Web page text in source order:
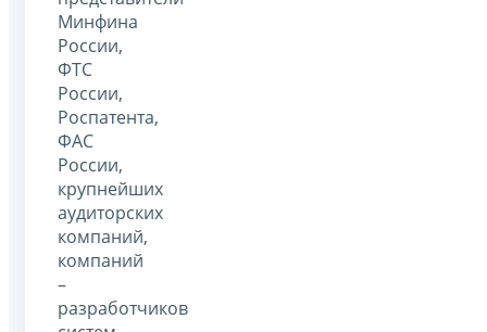
Минфина
России,
ФТС
России,
Роспатента,
ФАС
России,
крупнейших
аудиторских
компаний,
компаний
–
разработчиков